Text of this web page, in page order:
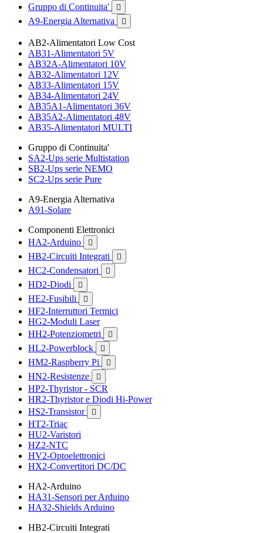
Gruppo di Continuita'

A9-Energia Alternativa 
AB2-Alimentatori Low Cost
AB31-Alimentatori 5V
AB32A-Alimentatori 10V
AB32-Alimentatori 12V
AB33-Alimentatori 15V
AB34-Alimentatori 24V
AB35A1-Alimentatori 36V
AB35A2-Alimentatori 48V
AB35-Alimentatori MULTI
Gruppo di Continuita'
SA2-Ups serie Multistation
SB2-Ups serie NEMO
SC2-Ups serie Pure
A9-Energia Alternativa
A91-Solare
Componenti Elettronici
HA2-Arduino

HB2-Circuiti Integrati 
HC2-Condensatori 
HD2-Diodi 
HE2-Fusibili 
HF2-Interruttori Termici
HG2-Moduli Laser
HH2-Potenziometri

HL2-Powerblock 
HM2-Raspberry Pi 
HN2-Resistenze 
HP2-Thyristor - SCR
HR2-Thyristor e Diodi Hi-Power
HS2-Transistor

HT2-Triac
HU2-Varistori
HZ2-NTC
HV2-Optoelettronici
HX2-Convertitori DC/DC
HA2-Arduino
HA31-Sensori per Arduino
HA32-Shields Arduino
HB2-Circuiti Integrati